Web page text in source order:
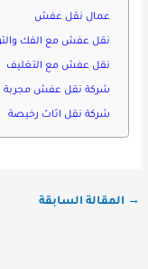
عمال نقل عفش
نقل عفش مع الفك
نقل عفش مع التغليف
شركة نقل عفش مجربة
شركة نقل اثاث رخيصة
→ المقالة السابقة